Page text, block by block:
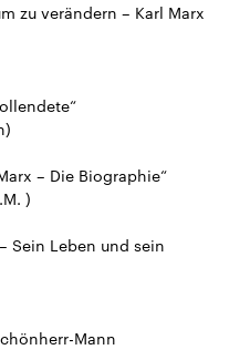
zu verändern – Karl Marx
– Die Biographie“
)
Sein Leben und sein
Mann